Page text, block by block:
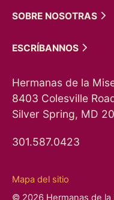
SOBRE NOSOTRAS
ESCRÍBANNOS
Hermanas de la
8403 Colesville
Silver Spring, MD
301.587.0423
Mapa del sitio
© 2026 Hermanas de la